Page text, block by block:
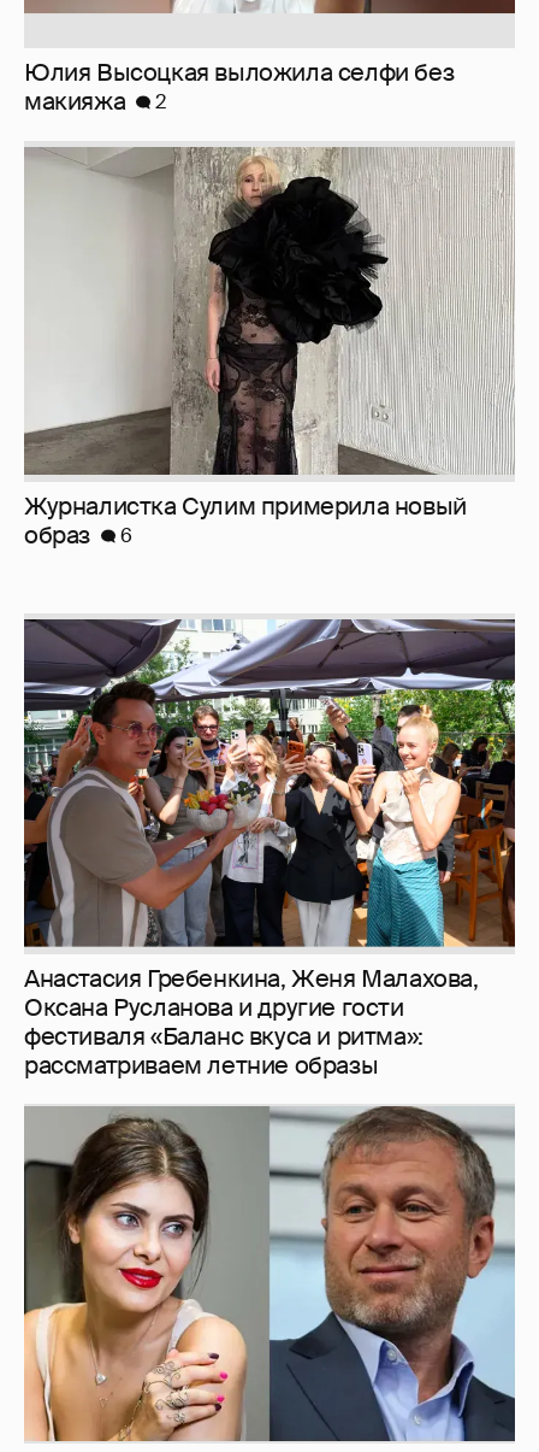
Юлия Высоцкая выложила селфи без
макияжа
2
Журналистка Сулим примерила новый
образ
6
Анастасия Гребенкина, Женя Малахова,
Оксана Русланова и другие гости
фестиваля «Баланс вкуса и ритма»:
рассматриваем летние образы